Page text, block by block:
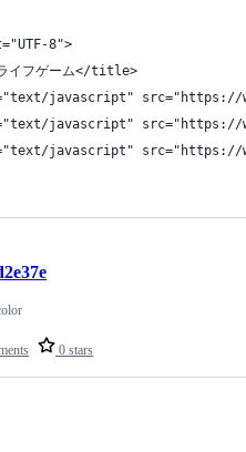
8">
イフゲーム</title>
javascript"
javascript"
javascript"
0 stars